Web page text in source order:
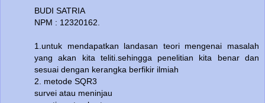
BUDI SATRIA
NPM : 12320162.
1.untuk mendapatkan landasan teori mengenai masalah
yang akan kita teliti.sehingga penelitian kita benar dan
sesuai dengan kerangka berfikir ilmiah
2. metode SQR3
survei atau meninjau